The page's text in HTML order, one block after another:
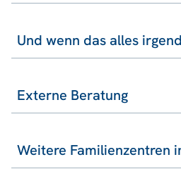
Und wenn das alles
Externe Beratung
Weitere Familienzentren